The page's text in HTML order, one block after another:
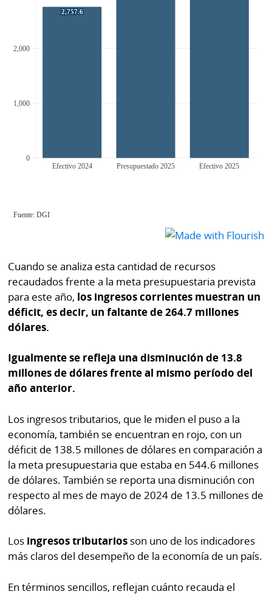
La
Sabrina
Censura
Cuando se analiza esta cantidad de recursos
recaudados frente a la meta presupuestaria prevista
para este año, los ingresos corrientes muestran un
déficit, es decir, un faltante de 264.7 millones
dólares.
Igualmente se refleja una disminución de 13.8
millones de dólares frente al mismo período del
año anterior.
Los ingresos tributarios, que le miden el puso a la
economía, también se encuentran en rojo, con un
déficit de 138.5 millones de dólares en comparación a
la meta presupuestaria que estaba en 544.6 millones
de dólares. También se reporta una disminución con
respecto al mes de mayo de 2024 de 13.5 millones de
dólares.
Los ingresos tributarios son uno de los indicadores
más claros del desempeño de la economía de un país.
En términos sencillos, reflejan cuánto recauda el